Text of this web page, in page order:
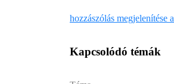
hozzászólás megjelenítése
Kapcsolódó témák